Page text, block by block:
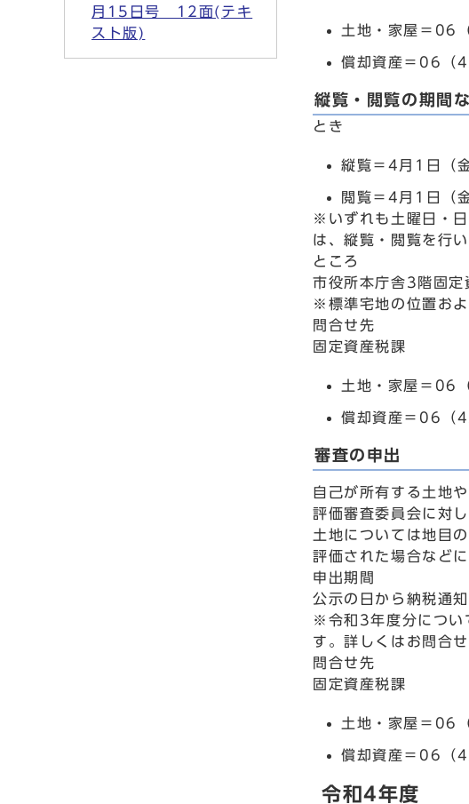
土地・家屋＝
償却資産＝06
縦覧・閲覧の期間
とき
縦覧＝4月1日（
閲覧＝4月1日（
※いずれも土曜日・
は、縦覧・閲覧を行い
ところ
市役所本庁舎3階固定
※標準宅地の位置およ
問合せ先
固定資産税課
土地・家屋＝
償却資産＝06
審査の申出
自己が所有する土地
評価審査委員会に対
土地については地目
評価された場合などに
申出期間
公示の日から納税通
※令和3年度分につい
す。詳しくはお問合せ
問合せ先
固定資産税課
土地・家屋＝
償却資産＝06
令和4年度
月15日号 12面(テキ
スト版)